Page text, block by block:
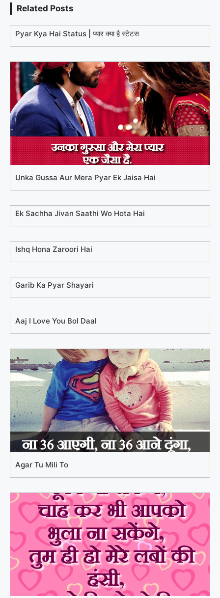
Related Posts
Pyar Kya Hai Status | प्यार क्या है स्टेटस
Unka Gussa Aur Mera Pyar Ek Jaisa Hai
Ek Sachha Jivan Saathi Wo Hota Hai
Ishq Hona Zaroori Hai
Garib Ka Pyar Shayari
Aaj I Love You Bol Daal
Agar Tu Mili To